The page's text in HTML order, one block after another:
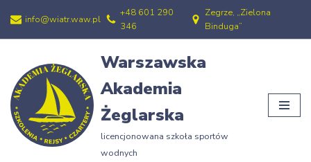
Przejdź
treści
info@wiatr.waw.pl
+48 601 290
346
Zegrze, „Zielona
Binduga”
Warszawska
Akademia
Żeglarska
licencjonowana szkoła sportów
wodnych